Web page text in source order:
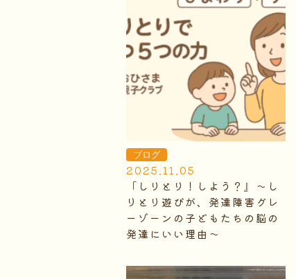
ブログ
2025.11.05
「しりとり！しよう？』～し
りとり遊びが、発達障害グレ
ーゾーンの子どもたちの脳の
発達にいい理由～